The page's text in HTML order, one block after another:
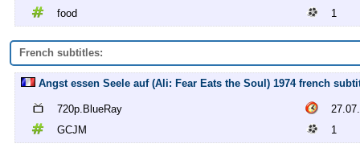
food
1
French subtitles:
Angst essen Seele auf (Ali: Fear Eats the Soul) 1974 french
720p.BlueRay
GCJM
1